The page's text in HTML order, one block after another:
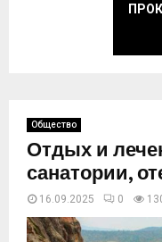
Общество
Отдых и
санатории,
16.09.2025 0